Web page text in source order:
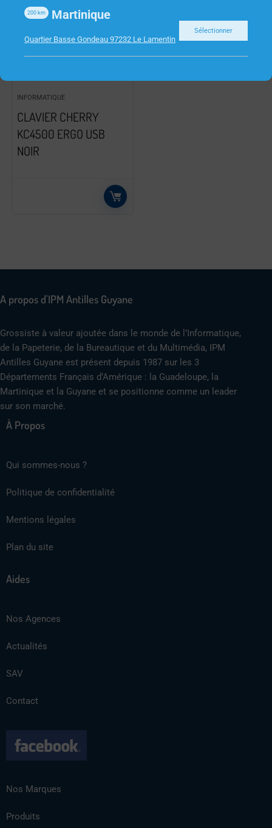
INFORMATIQUE
CLAVIER CHERRY
KC4500 ERGO USB
NOIR
A propos d'IPM Antilles Guyane
Grossiste à valeur ajoutée dans le monde de l’Informatique,
de la Papeterie, de la Bureautique et du Multimédia, IPM
Antilles Guyane est présent depuis 1987 sur les 3
Départements Français d’Amérique : la Guadeloupe, la
Martinique et la Guyane et se positionne comme un leader
sur son marché.
À Propos
Qui sommes-nous ?
Politique de confidentialité
Mentions légales
Plan du site
Aides
Nos Agences
Actualités
SAV
Contact
Nos Marques
Produits
Martinique
200 km
Quartier Basse Gondeau 97232 Le Lamentin
Sélectionner